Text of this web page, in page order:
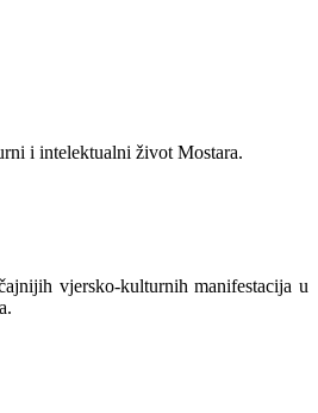
i intelektualni život Mostara.
vjersko-kulturnih manifestacija u